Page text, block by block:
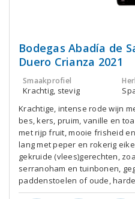
Bodegas Abadía de
Duero Crianza 2021
Smaakprofiel
Krachtig, stevig
Krachtige, intense rode wijn
bes, kers, pruim, vanille en
met rijp fruit, mooie frisheid
lang met peper en rokerig
gekruide (vlees)gerechten,
serranoham en tuinbonen,
paddenstoelen of oude,